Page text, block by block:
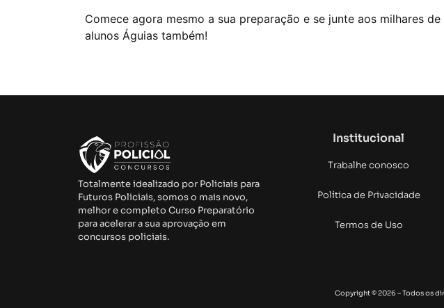
Comece agora mesmo a sua preparação e se junte aos milhares de
alunos Águias também!
Totalmente idealizado por Policiais para
Futuros Policiais, somos o mais novo,
melhor e completo Curso Preparatório
para acelerar a sua aprovação em
concursos policiais.
Institucional
Trabalhe conosco
Política de Privacidade
Termos de Uso
Copyright © 2026 – Todos os